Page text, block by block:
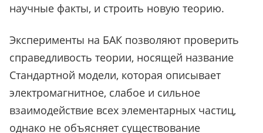
научные факты, и строить новую теорию.
Эксперименты на БАК позволяют проверить
справедливость теории, носящей название
Стандартной модели, которая описывает
электромагнитное, слабое и сильное
взаимодействие всех элементарных частиц,
однако не объясняет существование